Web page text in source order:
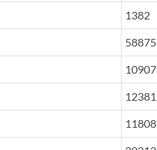
1382
58875
10907
12381
11808